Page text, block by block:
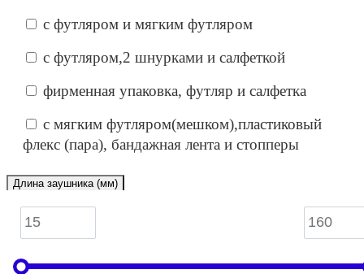
с футляром и мягким футляром
с футляром,2 шнурками и салфеткой
фирменная упаковка, футляр и салфетка
с мягким футляром(мешком),пластиковый
флекс (пара), бандажная лента и стопперы
Длина заушника (мм)